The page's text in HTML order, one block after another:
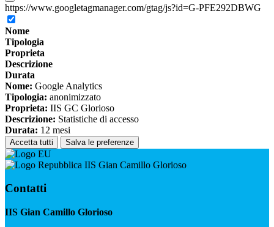
https://www.googletagmanager.com/gtag/js?id=G-PFE292DBWG
Nome
Tipologia
Proprieta
Descrizione
Durata
Nome: Google Analytics
Tipologia: anonimizzato
Proprieta: IIS GC Glorioso
Descrizione: Statistiche di accesso
Durata: 12 mesi
Accetta tutti Salva le preferenze
IIS Gian Camillo Glorioso
Contatti
IIS Gian Camillo Glorioso